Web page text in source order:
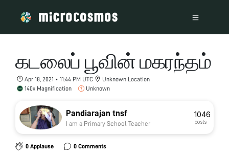
கடலைப் பூவின் மகரந்தம்
Apr 18, 2021 • 11:44 PM UTC
Unknown Location
140x Magnification
Unknown
Pandiarajan tnsf
I am a Primary School Teacher
1046
posts
0 Applause 0 Comments